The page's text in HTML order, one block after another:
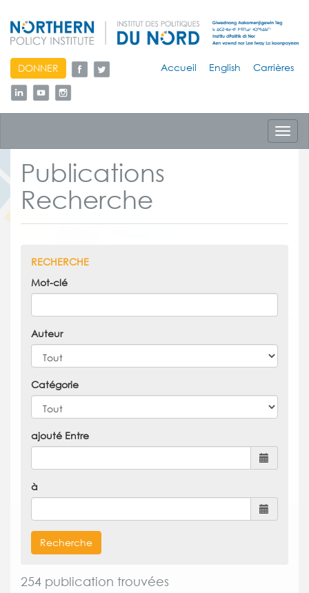
skip
to
content
DONNER Accueil English Carrières
Publications
Recherche
RECHERCHE
Mot-clé
Auteur
Catégorie
ajouté Entre
à
Recherche
254 publication trouvées